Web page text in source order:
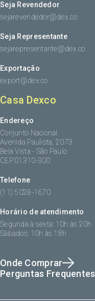
Seja Revendedor
sejarevendedor@dex.co
Seja Representante
sejarepresentante@dex.co
Exportação
export@dex.co
Casa Dexco
Endereço
Conjunto Nacional
Avenida Paulista, 2073
Bela Vista - São Paulo
CEP:01310-300
Telefone
(11) 5028-1670
Horário de atendimento
Segunda à sexta: 10h às 20h
Sábados: 10h às 18h
Onde Comprar
Perguntas Frequentes